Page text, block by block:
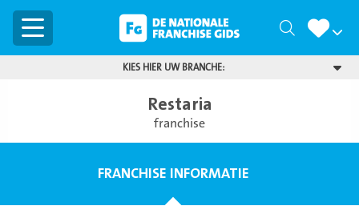
Menu Zoeken
KIES HIER UW BRANCHE:
Restaria
franchise
FRANCHISE INFORMATIE